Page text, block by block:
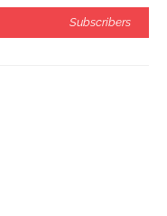
Subscribers